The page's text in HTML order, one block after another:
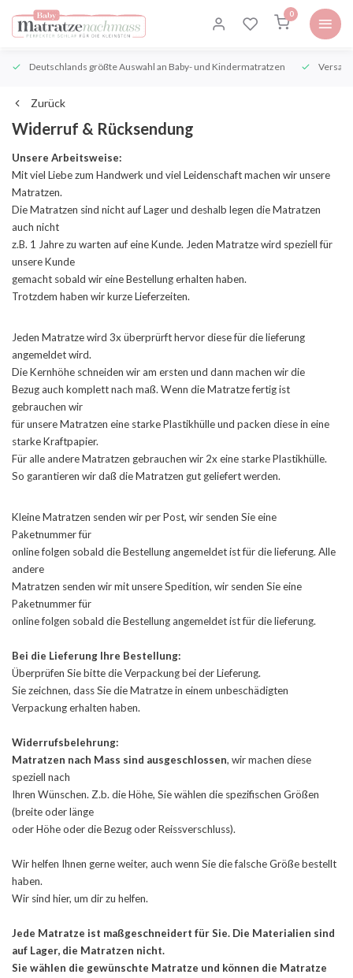
0
Deutschlands größte Auswahl an Baby- und Kindermatratzen
Zurück
Widerruf & Rücksendung
Unsere Arbeitsweise:
Mit viel Liebe zum Handwerk und viel Leidenschaft machen wir unsere
Matratzen.
Die Matratzen sind nicht auf Lager und deshalb legen die Matratzen
auch nicht
z.B. 1 Jahre zu warten auf eine Kunde. Jeden Matratze wird speziell für
unsere Kunde
gemacht sobald wir eine Bestellung erhalten haben.
Trotzdem haben wir kurze Lieferzeiten.
Jeden Matratze wird 3x überprürft hervor diese für die lieferung
angemeldet wird.
Die Kernhöhe schneiden wir am ersten und dann machen wir die
Bezug auch komplett nach maß. Wenn die Matratze fertig ist
gebrauchen wir
für unsere Matratzen eine starke Plastikhülle und packen diese in eine
starke Kraftpapier.
Für alle andere Matratzen gebrauchen wir 2x eine starke Plastikhülle.
So garantieren wir daß die Matratzen gut geliefert werden.
Kleine Matratzen senden wir per Post, wir senden Sie eine
Paketnummer für
online folgen sobald die Bestellung angemeldet ist für die lieferung. Alle
andere
Matratzen senden wir mit unsere Spedition, wir senden Sie eine
Paketnummer für
online folgen sobald die Bestellung angemeldet ist für die lieferung.
Bei die Lieferung Ihre Bestellung:
Überprüfen Sie bitte die Verpackung bei der Lieferung.
Sie zeichnen, dass Sie die Matratze in einem unbeschädigten
Verpackung erhalten haben.
Widerrufsbelehrung:
Matratzen nach Mass sind ausgeschlossen, wir machen diese
speziell nach
Ihren Wünschen. Z.b. die Höhe, Sie wählen die spezifischen Größen
(breite oder länge
oder Höhe oder die Bezug oder Reissverschluss).
Wir helfen Ihnen gerne weiter, auch wenn Sie die falsche Größe bestellt
haben.
Wir sind hier, um dir zu helfen.
Jede Matratze ist maßgeschneidert für Sie. Die Materialien sind
auf Lager, die Matratzen nicht.
Sie wählen die gewünschte Matratze und können die Matratze